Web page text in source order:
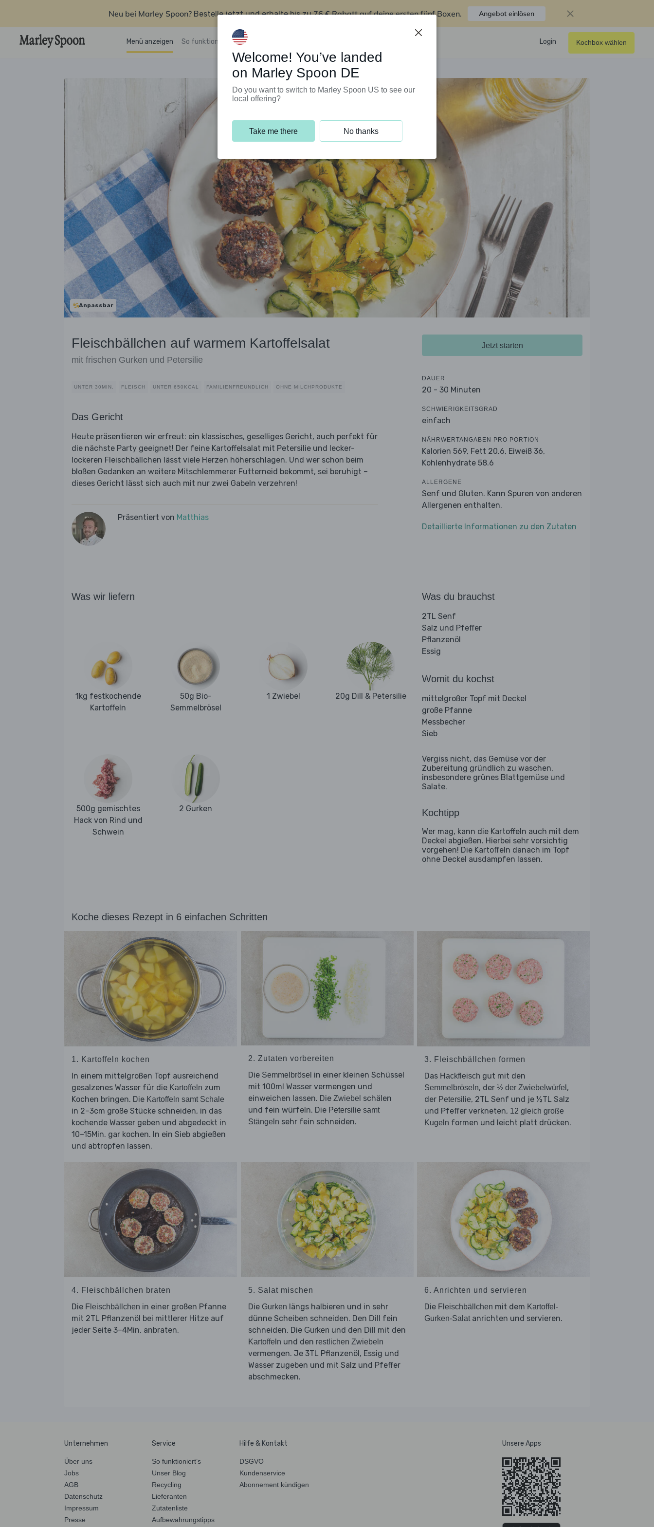
Neu bei Marley Spoon? Bestelle jetzt und erhalte bis zu76 € Rabatt auf deine ersten fünf Boxen. Angebot einlösen
Menü anzeigen So funktioniert’s Kundenservice Login Kochbox wählen
Anpassbar
Fleischbällchen auf warmem Kartoffelsalat
mit frischen Gurken und Petersilie
UNTER 30MIN. FLEISCH UNTER 650KCAL FAMILIENFREUNDLICH OHNE MILCHPRODUKTE
Das Gericht
Heute präsentieren wir erfreut: ein klassisches, geselliges Gericht, auch perfekt für
die nächste Party geeignet! Der feine Kartoffelsalat mit Petersilie und lecker-
lockeren Fleischbällchen lässt viele Herzen höherschlagen. Und wer schon beim
bloßen Gedanken an weitere Mitschlemmerer Futterneid bekommt, sei beruhigt –
dieses Gericht lässt sich auch mit nur zwei Gabeln verzehren!
Präsentiert von Matthias
Jetzt starten
DAUER
20 - 30 Minuten
SCHWIERIGKEITSGRAD
einfach
NÄHRWERTANGABEN PRO PORTION
Kalorien 569, Fett 20.6, Eiweiß 36,
Kohlenhydrate 58.6
ALLERGENE
Senf und Gluten. Kann Spuren von anderen
Allergenen enthalten.
Detaillierte Informationen zu den Zutaten
Was wir liefern
1kg festkochende
Kartoffeln
50g Bio-
Semmelbrösel
1 Zwiebel 20g Dill & Petersilie
500g gemischtes
Hack von Rind und
Schwein
2 Gurken
Was du brauchst
2TL Senf
Salz und Pfeffer
Pflanzenöl
Essig
Womit du kochst
mittelgroßer Topf mit Deckel
große Pfanne
Messbecher
Sieb
Vergiss nicht, das Gemüse vor der
Zubereitung gründlich zu waschen,
insbesondere grünes Blattgemüse und
Salate.
Kochtipp
Wer mag, kann die Kartoffeln auch mit dem
Deckel abgießen. Hierbei sehr vorsichtig
vorgehen! Die Kartoffeln danach im Topf
ohne Deckel ausdampfen lassen.
Koche dieses Rezept in 6 einfachen Schritten
1. Kartoffeln kochen
In einem mittelgroßen Topf ausreichend
gesalzenes Wasser für die Kartoffeln zum
Kochen bringen. Die Kartoffeln samt Schale
in 2–3cm große Stücke schneiden, in das
kochende Wasser geben und abgedeckt in
10–15Min. gar kochen. In ein Sieb abgießen
und abtropfen lassen.
2. Zutaten vorbereiten
Die Semmelbrösel in einer kleinen Schüssel
mit 100ml Wasser vermengen und
einweichen lassen. Die Zwiebel schälen
und fein würfeln. Die Petersilie samt
Stängeln sehr fein schneiden.
3. Fleischbällchen formen
Das Hackfleisch gut mit den
Semmelbröseln, der ½ der Zwiebelwürfel ,
der Petersilie, 2TL Senf und je ½TL Salz
und Pfeffer verkneten, 12 gleich große
Kugeln formen und leicht platt drücken.
4. Fleischbällchen braten
Die Fleischbällchen in einer großen Pfanne
mit 2TL Pflanzenöl bei mittlerer Hitze auf
jeder Seite 3–4Min. anbraten.
5. Salat mischen
Die Gurken längs halbieren und in sehr
dünne Scheiben schneiden. Den Dill
fein
schneiden. Die Gurken und den Dill mit den
Kartoffeln und den restlichen Zwiebeln
vermengen. Je 3TL Pflanzenöl, Essig und
Wasser zugeben und mit Salz und Pfeffer
abschmecken.
6. Anrichten und servieren
Die Fleischbällchen mit dem Kartoffel-
Gurken-Salat anrichten und servieren.
Unternehmen
Über uns
Jobs
AGB
Datenschutz
Impressum
Presse
Service
So funktioniert’s
Unser Blog
Recycling
Lieferanten
Zutatenliste
Aufbewahrungstipps
Hilfe & Kontakt
DSGVO
Kundenservice
Abonnement kündigen
Unsere Apps
Welcome! You’ve landed
on Marley Spoon DE
Do you want to switch to Marley Spoon US to see our
local offering?
Take me there No thanks